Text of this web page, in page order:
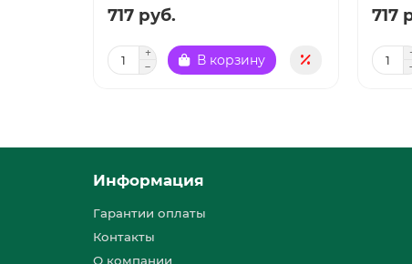
717 руб.
В корзину
717
Информация
Гарантии оплаты
Контакты
О компании